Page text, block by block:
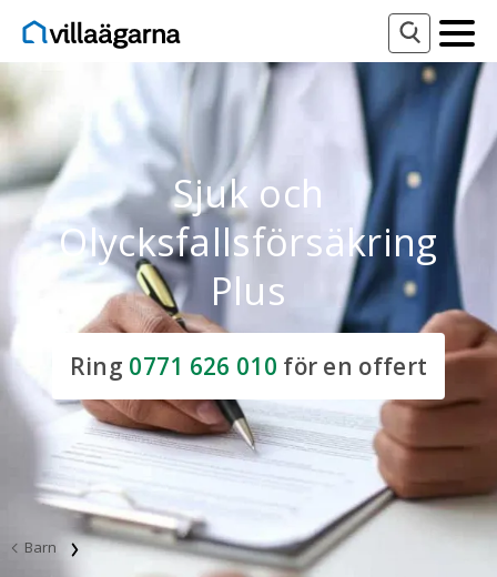
Sjuk och
Olycksfallsförsäkring
Plus
Ring 0771 626 010 för en offert
Barn